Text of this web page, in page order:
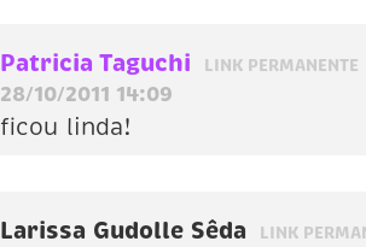
Patricia Taguchi LINK PERMANENTE
28/10/2011 14:09
ficou linda!
Larissa Gudolle Sêda LINK